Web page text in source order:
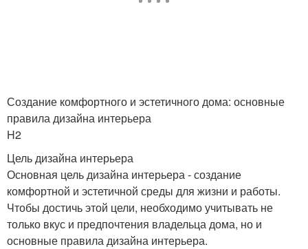
Создание комфортного и эстетичного дома: основные
правила дизайна интерьера
H2
Цель дизайна интерьера
Основная цель дизайна интерьера - создание
комфортной и эстетичной среды для жизни и работы.
Чтобы достичь этой цели, необходимо учитывать не
только вкус и предпочтения владельца дома, но и
основные правила дизайна интерьера.